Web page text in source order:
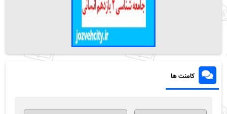
کامنت ها